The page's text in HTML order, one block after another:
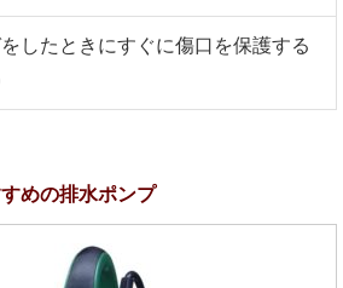
したときにすぐに傷口を保護する
めの排水ポンプ